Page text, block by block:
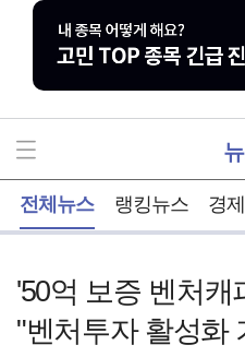
전체뉴스 랭킹뉴스 경제
'50억 보증 벤처
"벤처투자 활성화